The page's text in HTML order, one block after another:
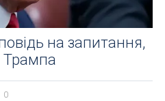
на запитання,
Трампа
0